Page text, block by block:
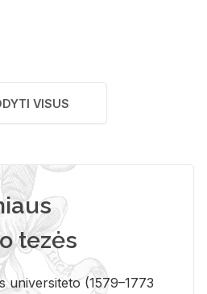
VISUS
tezės
universiteto (1579–1773